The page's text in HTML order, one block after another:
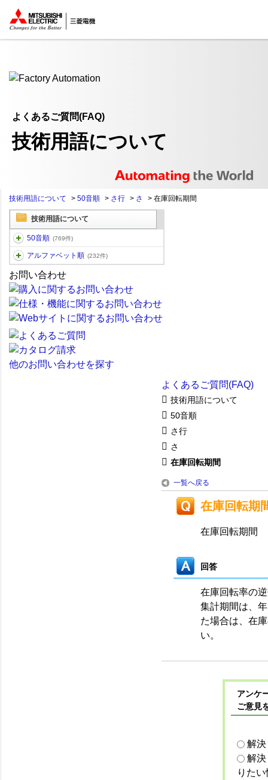
ここから本文
よくあるご質問(FAQ)
技術用語について
技術用語について > 50音順 > さ行 > さ > 在庫回転期間
技術用語について
50音順 (769件)
アルファベット順 (232件)
お問い合わせ
他のお問い合わせを探す
よくあるご質問(FAQ)
技術用語について
50音順
さ行
さ
在庫回転期間
一覧へ戻る
在庫回転期
在庫回転期間
回答
在庫回転率の
集計期間は、
た場合は、在
い。
アンケ
ご意見
解
解
りた